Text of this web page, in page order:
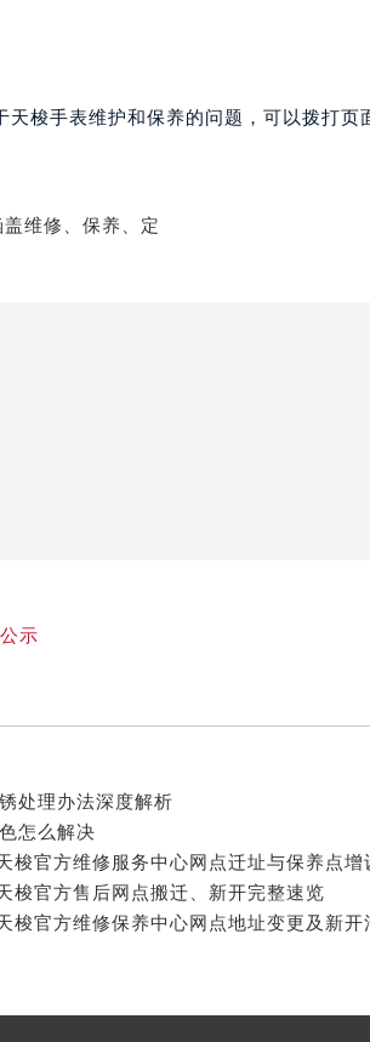
约）
预约）
约）
提前预约）
）
）
约）
约）
天梭售后服务中心（需提前预约）
室天梭售后服务中心（北京总部）（需
梭售后服务中心（需提前预约）
心（需提前预约）
心（需提前预约）
需提前预约）
梭手表维护和保养的问题，可以拨打页
示
处理办法深度解析
怎么解决
梭官方售后网点搬迁、新开完整速览